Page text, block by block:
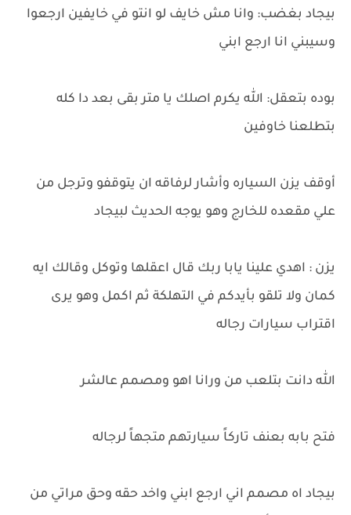
بيجاد بغضب: وانا مش خايف لو انتو في خايفين ارجعوا
وسيبني انا ارجع ابني
بوده بتعقل: الله يكرم اصلك يا متر بقى بعد دا كله
بتطلعنا خاوفين
أوقف يزن السياره وأشار لرفاقه ان يتوقفو وترجل من
علي مقعده للخارج وهو يوجه الحديث لبيجاد
يزن : اهدي علينا يابا ربك قال اعقلها وتوكل وقالك ايه
كمان ولا تلقو بأيدكم في التهلكة ثم اكمل وهو يرى
اقتراب سيارات رجاله
الله دانت بتلعب من ورانا اهو ومصمم عالشر
فتح بابه بعنف تاركاً سيارتهم متجهاً لرجاله
بيجاد اه مصمم اني ارجع ابني واخد حقه وحق مراتي من